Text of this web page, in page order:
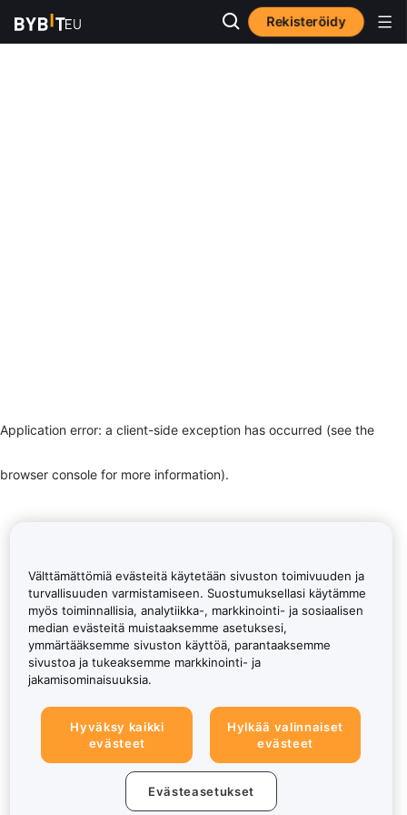
Rekisteröidy
Application error: a client-side exception has occurred (see the
browser console for more information).
Välttämättömiä evästeitä käytetään sivuston toimivuuden ja
turvallisuuden varmistamiseen. Suostumuksellasi käytämme
myös toiminnallisia, analytiikka-, markkinointi- ja sosiaalisen
median evästeitä muistaaksemme asetuksesi,
ymmärtääksemme sivuston käyttöä, parantaaksemme
sivustoa ja tukeaksemme markkinointi- ja
jakamisominaisuuksia.
Hyväksy kaikki
evästeet
Hylkää valinnaiset
evästeet
Evästeasetukset